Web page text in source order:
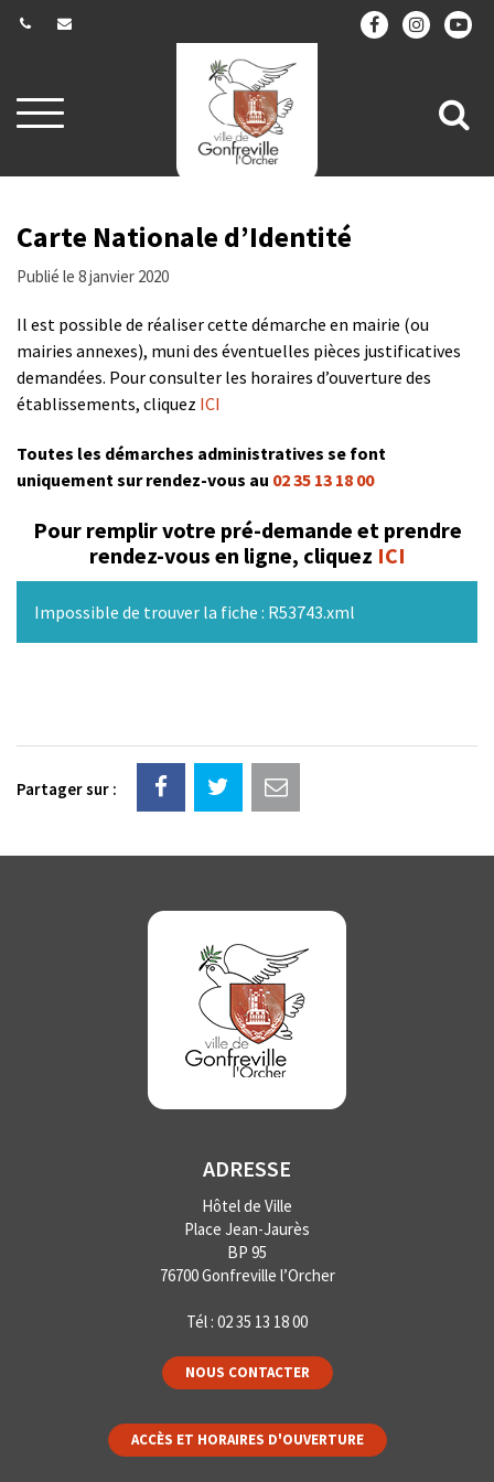
Aller
à
navigation
à
Carte Nationale d’Identité
Publié le 8 janvier 2020
Il est possible de réaliser cette démarche en mairie (ou
mairies annexes), muni des éventuelles pièces justificatives
demandées. Pour consulter les horaires d’ouverture des
établissements, cliquez ICI
Toutes les démarches administratives se font
uniquement sur rendez-vous au 02 35 13 18 00
Pour remplir votre pré-demande et prendre
rendez-vous en ligne, cliquez ICI
Impossible de trouver la fiche : R53743.xml
Partager sur :
ADRESSE
Hôtel de Ville
Place Jean-Jaurès
BP 95
76700 Gonfreville l’Orcher
Tél : 02 35 13 18 00
NOUS CONTACTER
ACCÈS ET HORAIRES D'OUVERTURE